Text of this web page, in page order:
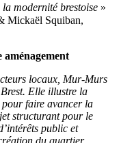
modernité brestoise »
Mickaël Squiban,
aménagement
locaux, Mur-Murs
Elle illustre la
pour faire avancer la
structurant pour le
public et